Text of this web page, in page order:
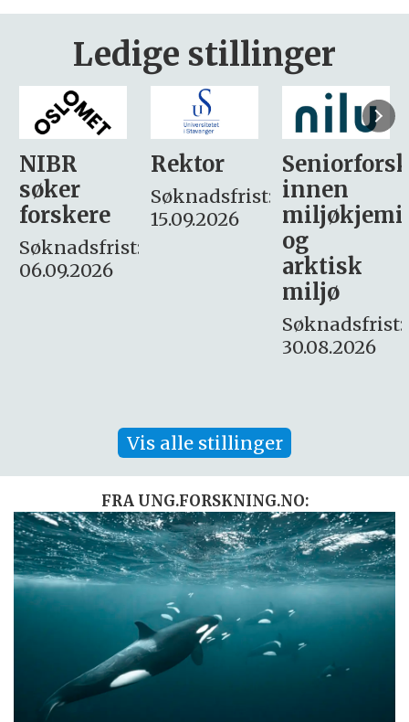
Ledige stillinger
Rektor
Søknadsfrist:
15.09.2026
Seniorforsker
innen
miljøkjemi
søker
– fast
Søknadsfrist:
16. august.
Vis alle stillinger
FRA UNG.FORSKNING.NO: